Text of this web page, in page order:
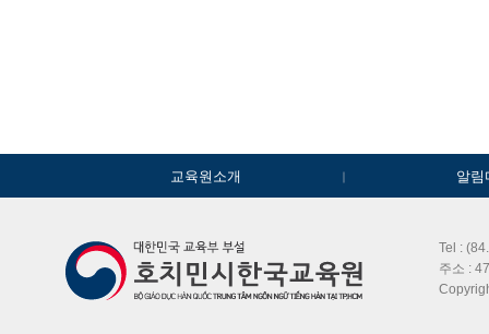
교육원소개 알림
Tel :
주소 :